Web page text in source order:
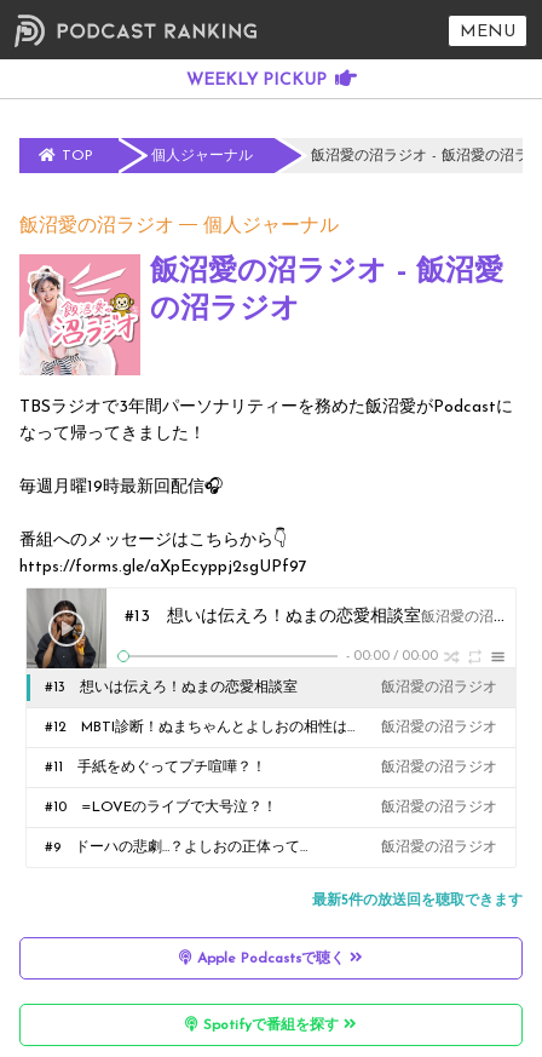
MENU
TOP 個人ジャーナル 飯沼愛の沼ラジオ - 飯沼愛の沼ラ
飯沼愛の沼ラジオ 個人ジャーナル
飯沼愛の沼ラジオ - 飯沼愛
の沼ラジオ
TBSラジオで3年間パーソナリティーを務めた飯沼愛がPodcastに
なって帰ってきました！
毎週月曜19時最新回配信🎧️
番組へのメッセージはこちらから👇️
https://forms.gle/aXpEcyppj2sgUPf97
#13 想いは伝えろ！ぬまの恋愛相談室飯沼愛の沼ラジオ
- 00:00 / 00:00
#13 想いは伝えろ！ぬまの恋愛相談室 飯沼愛の沼ラジオ
#12 MBTI診断！ぬまちゃんとよしおの相性は… 飯沼愛の沼ラジオ
#11 手紙をめぐってプチ喧嘩？！ 飯沼愛の沼ラジオ
#10 =LOVEのライブで大号泣？！ 飯沼愛の沼ラジオ
#9 ドーハの悲劇…？よしおの正体って… 飯沼愛の沼ラジオ
最新5件の放送回を聴取できます
Apple Podcastsで聴く
Spotifyで番組を探す